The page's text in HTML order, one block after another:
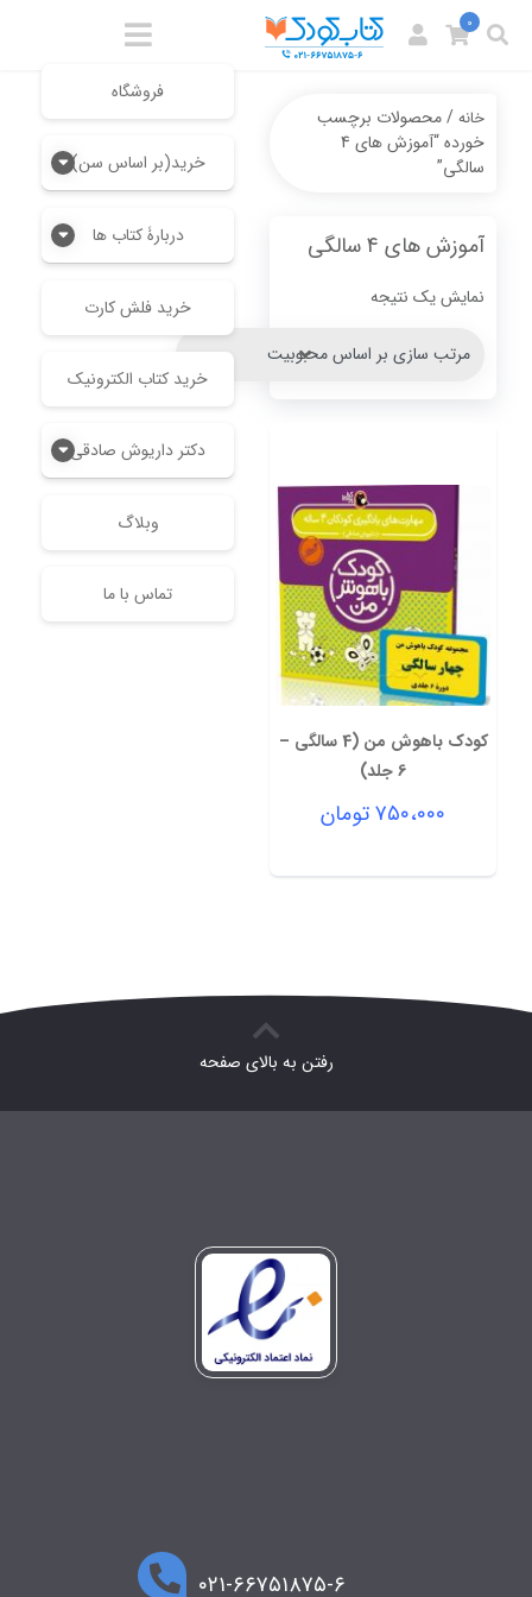
فروشگاه
خرید(بر اساس سن)
دربارۀ کتاب ها
خرید فلش کارت
خرید کتاب الکترونیک
دکتر داریوش صادقی
وبلاگ
تماس با ما
0
خانه/ محصولات برچسب
خورده “آموزش های 4
سالگی”
آموزش های 4 سالگی
نمایش یک نتیجه
کودک باهوش من (4 سالگی –
6 جلد)
۷۵۰،۰۰۰تومان
رفتن به بالای صفحه
۰۲۱-۶۶۷۵۱۸۷۵-۶